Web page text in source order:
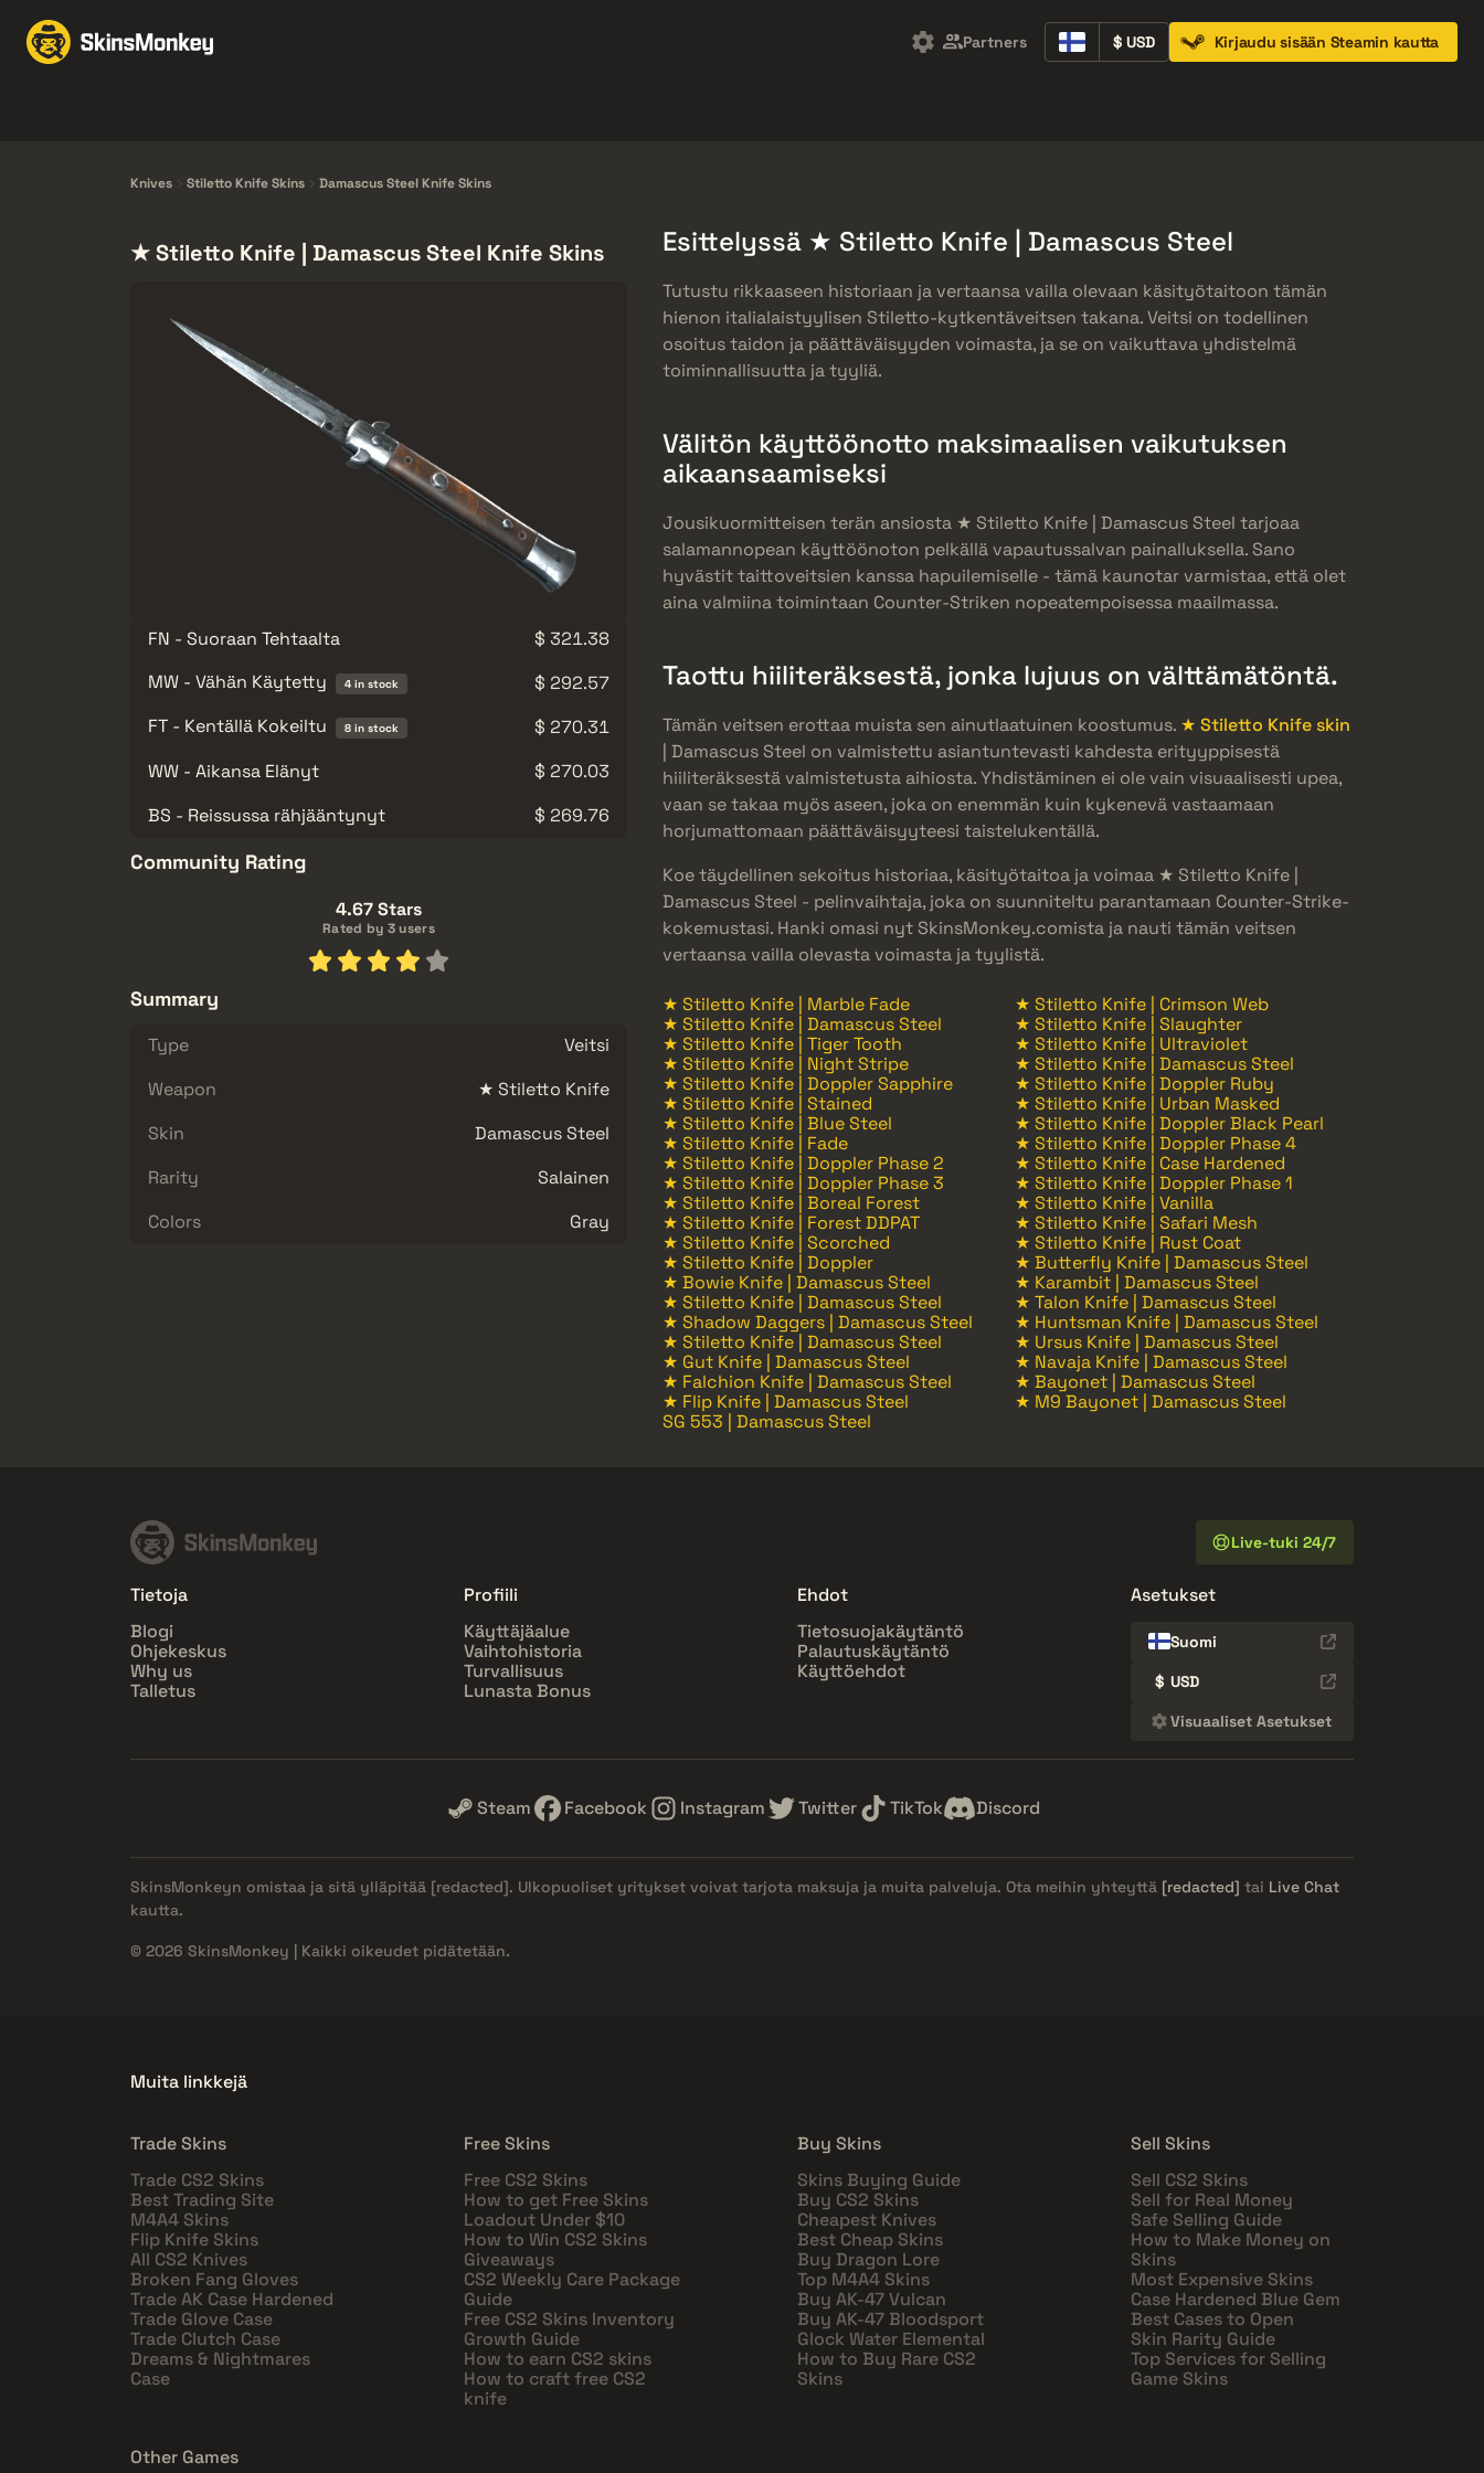
Partners $ USD Kirjaudu sisään Steamin kautta
Knives Stiletto Knife Skins Damascus Steel Knife Skins
★ Stiletto Knife | Damascus Steel Knife Skins
FN - Suoraan Tehtaalta
$ 321.38
MW - Vähän Käytetty
4 in stock
$ 292.57
FT - Kentällä Kokeiltu
8 in stock
$ 270.31
WW - Aikansa Elänyt
$ 270.03
BS - Reissussa rähjääntynyt
$ 269.76
Community Rating
4.67 Stars
Rated by 3 users
Summary
Type
Veitsi
Weapon
★ Stiletto Knife
Skin
Damascus Steel
Rarity
Salainen
Colors
Gray
Esittelyssä ★ Stiletto Knife | Damascus Steel
Tutustu rikkaaseen historiaan ja vertaansa vailla olevaan käsityötaitoon tämän
hienon italialaistyylisen Stiletto-kytkentäveitsen takana. Veitsi on todellinen
osoitus taidon ja päättäväisyyden voimasta, ja se on vaikuttava yhdistelmä
toiminnallisuutta ja tyyliä.
Välitön käyttöönotto maksimaalisen vaikutuksen
aikaansaamiseksi
Jousikuormitteisen terän ansiosta ★ Stiletto Knife | Damascus Steel tarjoaa
salamannopean käyttöönoton pelkällä vapautussalvan painalluksella. Sano
hyvästit taittoveitsien kanssa hapuilemiselle - tämä kaunotar varmistaa, että olet
aina valmiina toimintaan Counter-Striken nopeatempoisessa maailmassa.
Taottu hiiliteräksestä, jonka lujuus on välttämätöntä.
Tämän veitsen erottaa muista sen ainutlaatuinen koostumus. ★ Stiletto Knife skin
| Damascus Steel on valmistettu asiantuntevasti kahdesta erityyppisestä
hiiliteräksestä valmistetusta aihiosta. Yhdistäminen ei ole vain visuaalisesti upea,
vaan se takaa myös aseen, joka on enemmän kuin kykenevä vastaamaan
horjumattomaan päättäväisyyteesi taistelukentällä.
Koe täydellinen sekoitus historiaa, käsityötaitoa ja voimaa ★ Stiletto Knife |
Damascus Steel - pelinvaihtaja, joka on suunniteltu parantamaan Counter-Strike-
kokemustasi. Hanki omasi nyt SkinsMonkey.comista ja nauti tämän veitsen
vertaansa vailla olevasta voimasta ja tyylistä.
★ Stiletto Knife | Marble Fade
★ Stiletto Knife | Crimson Web
★ Stiletto Knife | Damascus Steel
★ Stiletto Knife | Slaughter
★ Stiletto Knife | Tiger Tooth
★ Stiletto Knife | Ultraviolet
★ Stiletto Knife | Night Stripe
★ Stiletto Knife | Damascus Steel
★ Stiletto Knife | Doppler Sapphire
★ Stiletto Knife | Doppler Ruby
★ Stiletto Knife | Stained
★ Stiletto Knife | Urban Masked
★ Stiletto Knife | Blue Steel
★ Stiletto Knife | Doppler Black Pearl
★ Stiletto Knife | Fade
★ Stiletto Knife | Doppler Phase 4
★ Stiletto Knife | Doppler Phase 2
★ Stiletto Knife | Case Hardened
★ Stiletto Knife | Doppler Phase 3
★ Stiletto Knife | Doppler Phase 1
★ Stiletto Knife | Boreal Forest
★ Stiletto Knife | Vanilla
★ Stiletto Knife | Forest DDPAT
★ Stiletto Knife | Safari Mesh
★ Stiletto Knife | Scorched
★ Stiletto Knife | Rust Coat
★ Stiletto Knife | Doppler
★ Butterfly Knife | Damascus Steel
★ Bowie Knife | Damascus Steel
★ Karambit | Damascus Steel
★ Stiletto Knife | Damascus Steel
★ Talon Knife | Damascus Steel
★ Shadow Daggers | Damascus Steel
★ Huntsman Knife | Damascus Steel
★ Stiletto Knife | Damascus Steel
★ Ursus Knife | Damascus Steel
★ Gut Knife | Damascus Steel
★ Navaja Knife | Damascus Steel
★ Falchion Knife | Damascus Steel
★ Bayonet | Damascus Steel
★ Flip Knife | Damascus Steel
★ M9 Bayonet | Damascus Steel
SG 553 | Damascus Steel
Live-tuki 24/7
Tietoja
Blogi
Ohjekeskus
Why us
Talletus
Profiili
Käyttäjäalue
Vaihtohistoria
Turvallisuus
Lunasta Bonus
Ehdot
Tietosuojakäytäntö
Palautuskäytäntö
Käyttöehdot
Asetukset
Suomi
$ USD
Visuaaliset Asetukset
Steam Facebook Instagram Twitter TikTok Discord
SkinsMonkeyn omistaa ja sitä ylläpitää [redacted]. Ulkopuoliset yritykset voivat tarjota maksuja ja muita palveluja. Ota meihin yhteyttä [redacted] tai Live Chat
kautta.
© 2026 SkinsMonkey | Kaikki oikeudet pidätetään.
Muita linkkejä
Trade Skins
Trade CS2 Skins
Best Trading Site
M4A4 Skins
Flip Knife Skins
All CS2 Knives
Broken Fang Gloves
Trade AK Case Hardened
Trade Glove Case
Trade Clutch Case
Dreams & Nightmares
Case
Free Skins
Free CS2 Skins
How to get Free Skins
Loadout Under $10
How to Win CS2 Skins
Giveaways
CS2 Weekly Care Package
Guide
Free CS2 Skins Inventory
Growth Guide
How to earn CS2 skins
How to craft free CS2
knife
Buy Skins
Skins Buying Guide
Buy CS2 Skins
Cheapest Knives
Best Cheap Skins
Buy Dragon Lore
Top M4A4 Skins
Buy AK-47 Vulcan
Buy AK-47 Bloodsport
Glock Water Elemental
How to Buy Rare CS2
Skins
Sell Skins
Sell CS2 Skins
Sell for Real Money
Safe Selling Guide
How to Make Money on
Skins
Most Expensive Skins
Case Hardened Blue Gem
Best Cases to Open
Skin Rarity Guide
Top Services for Selling
Game Skins
Other Games